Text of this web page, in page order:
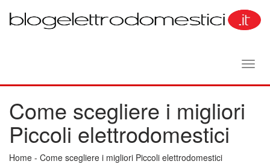
Come scegliere i migliori
Piccoli elettrodomestici
Home - Come scegliere i migliori Piccoli elettrodomestici